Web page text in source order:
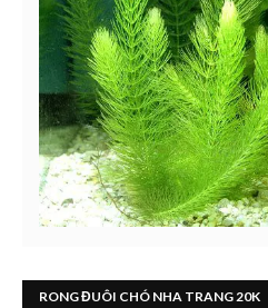
RONG ĐUÔI CHÓ NHA TRANG 20K